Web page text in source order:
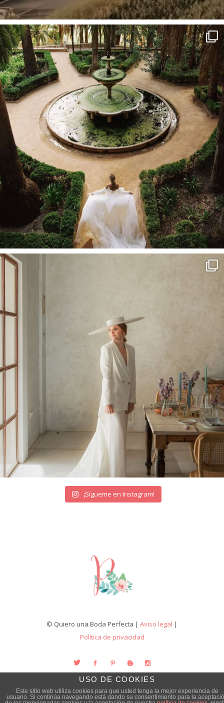
¡Sígueme en Instagram!
© Quiero una Boda Perfecta | Aviso legal |
Política de privacidad
USO DE COOKIES
Este sitio web utiliza cookies para que usted tenga la mejor experiencia de
usuario. Si continúa navegando está dando su consentimiento para la